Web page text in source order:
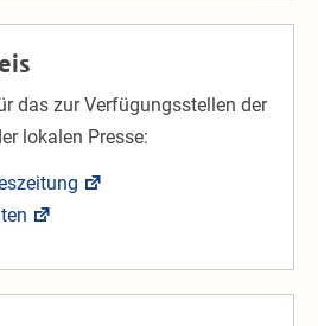
das zur Verfügungsstellen der
lokalen Presse: